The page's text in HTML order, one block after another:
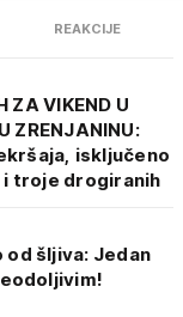
REAKCIJE
ZA VIKEND U
ZRENJANINU:
isključeno
i troje drogiranih
šljiva: Jedan